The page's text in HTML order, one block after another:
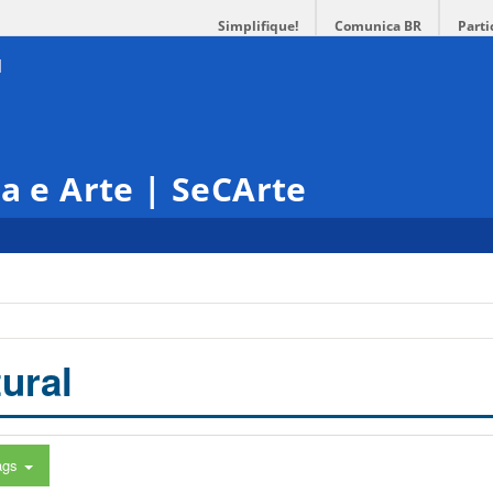
Simplifique! Comunica BR
e Arte | SeCArte